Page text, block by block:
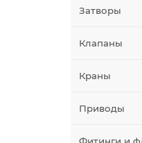
Затворы
Клапаны
Краны
Приводы